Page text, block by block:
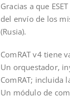
Gracias a que
del envío de los
(Rusia).
ComRAT v4 tiene
Un orquestador,
ComRAT; incluida
Un módulo de